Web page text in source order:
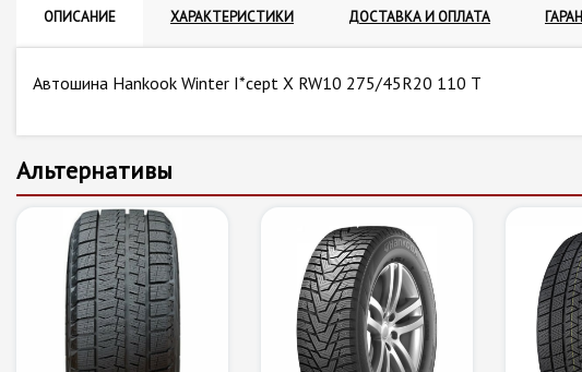
ОПИСАНИЕ ХАРАКТЕРИСТИКИ ДОСТАВКА И ОПЛАТА
Автошина Hankook Winter I*cept X RW10 275/45R20 110 T
Альтернативы